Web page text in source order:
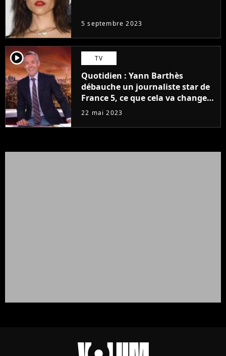
5 septembre 2023
player2 TV
Quotidien : Yann Barthès
débauche un journaliste star de
France 5, ce que cela va changer
à la rentrée
22 mai 2023